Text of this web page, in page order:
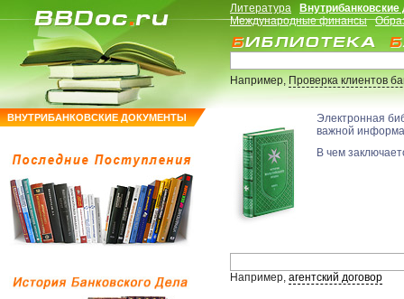
ВНУТРИБАНКОВСКИЕ ДОКУМЕНТЫ
Литература
Международные финансы
Например,Проверка клиентов
Электронная
важной
В чем
Например, агентский договор